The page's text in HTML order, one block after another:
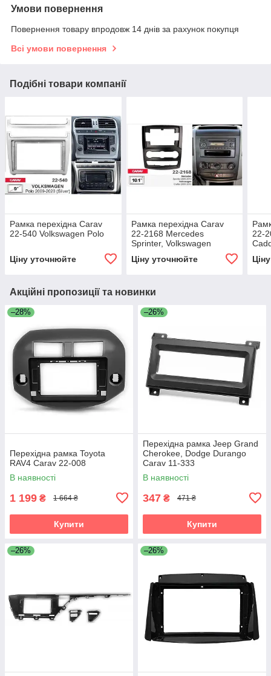
Умови повернення
Повернення товару впродовж 14 днів за рахунок покупця
Всі умови повернення
Подібні товари компанії
Рамка перехідна Carav
22-540 Volkswagen Polo
Ціну уточнюйте
Рамка перехідна Carav
22-2168 Mercedes
Sprinter, Volkswagen
Ціну уточнюйте
22-
Акційні пропозиції та новинки
–28%
Перехідна рамка Toyota
RAV4 Carav 22-008
В наявності
1 199 ₴ 1 664 ₴
Купити
–26%
Перехідна рамка Jeep Grand
Cherokee, Dodge Durango
Carav 11-333
В наявності
347 ₴ 471 ₴
Купити
–26% –26%